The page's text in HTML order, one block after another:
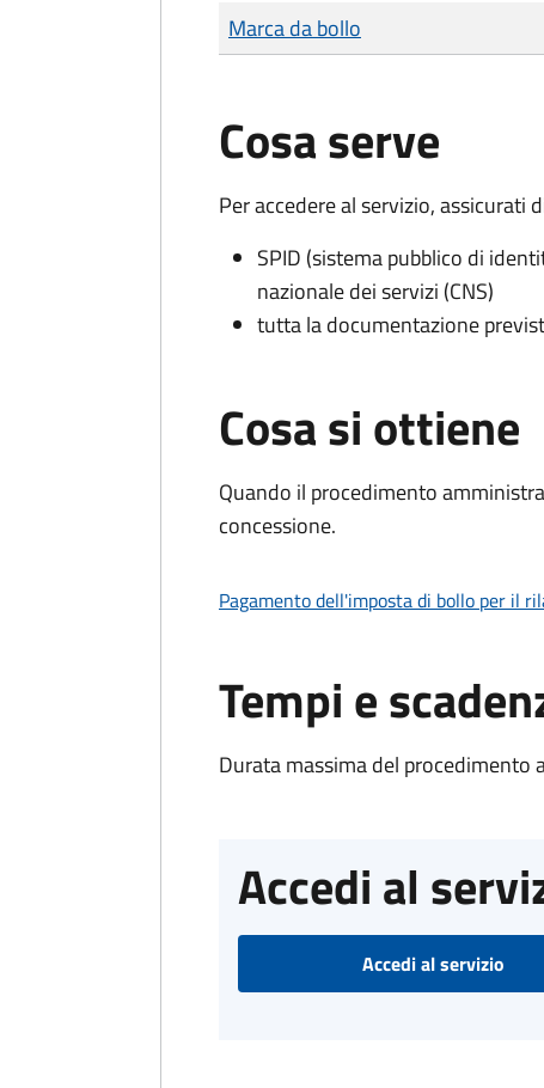
Tipo di pagamento
Importo
Marca da bollo
Cosa serve
Per accedere al servizio, assicurati
SPID (sistema pubblico di
nazionale dei servizi (CNS)
tutta la documentazione
Cosa si ottiene
Quando il procedimento
concessione.
Pagamento dell'imposta di bollo per il
Tempi e
Durata massima del
Accedi al
Accedi al servizio